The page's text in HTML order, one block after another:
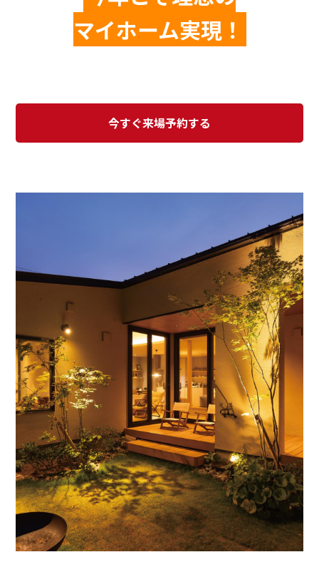
マイホーム実現！
今すぐ来場予約する